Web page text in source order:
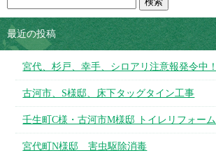
最近の投稿
宮代、杉戸、幸手、シロアリ注意報発令中！
古河市、S様邸、床下タッグタイン工事
壬生町C様・古河市M様邸 トイレリフォーム
宮代町N様邸 害虫駆除消毒